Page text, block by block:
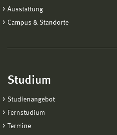
Ausstattung
Campus & Standorte
Studium
Studienangebot
Fernstudium
Termine